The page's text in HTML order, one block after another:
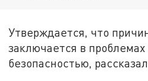
Утверждается, что
заключается в
безопасностью,